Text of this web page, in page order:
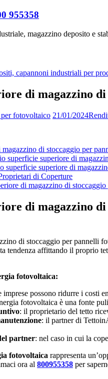
955358
magazzino deposito e
capannoni industriali per
di magazzino
fotovoltaico 21/01/2024
di stoccaggio per
superficie superiore di
superficie superiore di
di Coperture
di magazzino di
di magazzino
tendenza affittando il proprio
fotovoltaica:
imprese possono ridurre i costi
fotovoltaica è una fonte
: il proprietario del tetto
: il partner di
partner: nel caso in cui la
fotovoltaica rappresenta
ora al 800955358 per